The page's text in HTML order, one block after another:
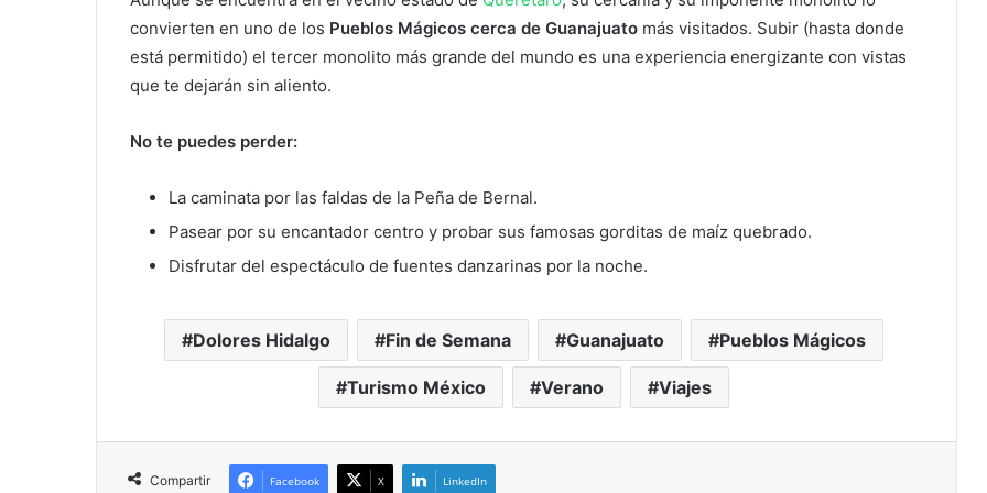
convierten en uno de los Pueblos Mágicos cerca de Guanajuato más visitados. Subir (hasta donde
está permitido) el tercer monolito más grande del mundo es una experiencia energizante con vistas
que te dejarán sin aliento.
No te puedes perder:
La caminata por las faldas de la Peña de Bernal.
Pasear por su encantador centro y probar sus famosas gorditas de maíz quebrado.
Disfrutar del espectáculo de fuentes danzarinas por la noche.
Dolores Hidalgo Fin de Semana Guanajuato Pueblos Mágicos
Turismo México Verano Viajes
Compartir Facebook X LinkedIn